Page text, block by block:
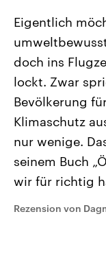
Landtagswahl
2026
Alle Informationen
Sachsen-Anhalt
September 2026
Bundesland von
CDU, SPD und FDP
Umfragen,
Wahlprogramme,
und Hintergründe
Wahl.
Sendungen
Eigentlich
doch ins
lockt. Zwar
Bevölkerung
Klimaschutz
nur wenige.
seinem Buch
wir für richtig
Rezension von